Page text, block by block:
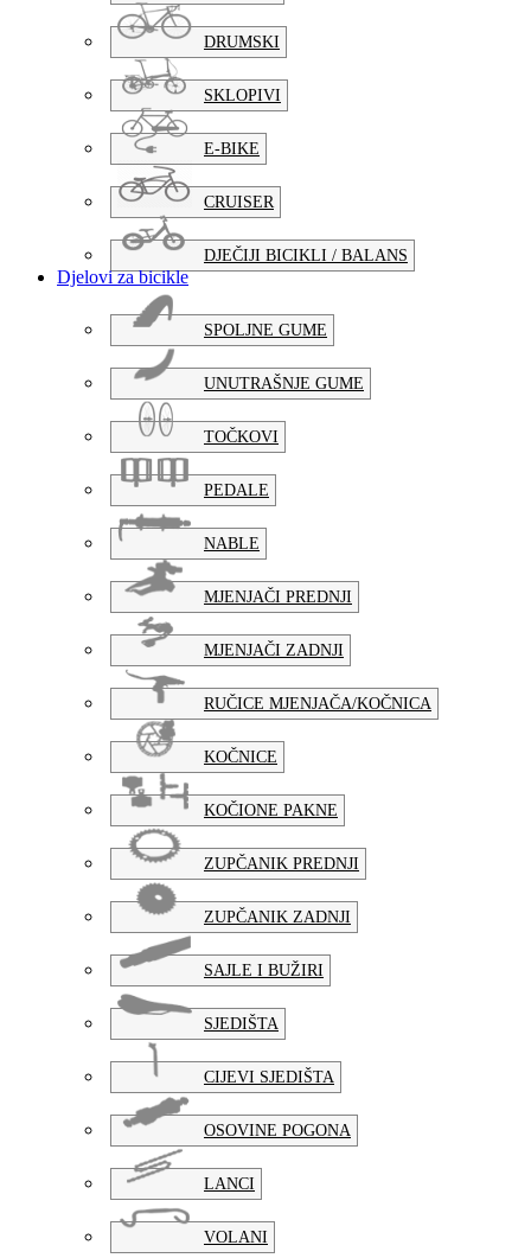
DRUMSKI
SKLOPIVI
E-BIKE
CRUISER
DJEČIJI BICIKLI / BALANS
Djelovi za bicikle
SPOLJNE GUME
UNUTRAŠNJE GUME
TOČKOVI
PEDALE
NABLE
MJENJAČI PREDNJI
MJENJAČI ZADNJI
RUČICE MJENJAČA/KOČNICA
KOČNICE
KOČIONE PAKNE
ZUPČANIK PREDNJI
ZUPČANIK ZADNJI
SAJLE I BUŽIRI
SJEDIŠTA
CIJEVI SJEDIŠTA
OSOVINE POGONA
LANCI
VOLANI